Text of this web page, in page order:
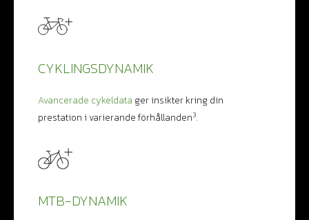
CYKLINGSDYNAMIK
Avancerade cykeldata ger insikter kring din
prestation i varierande förhållanden3.
MTB-DYNAMIK